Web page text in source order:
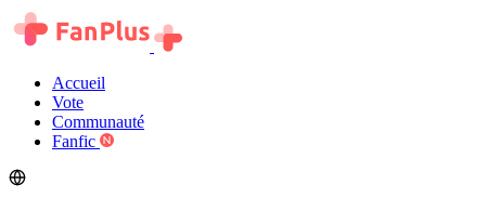
Accueil
Vote
Communauté
Fanfic